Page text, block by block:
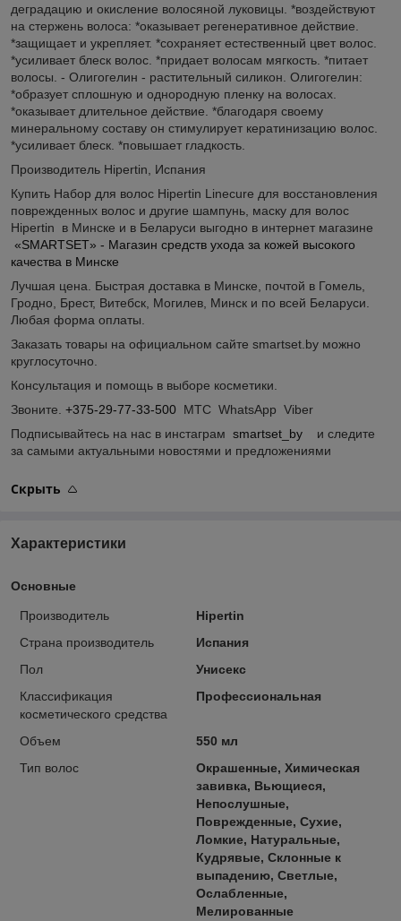
деградацию и окисление волосяной луковицы. *воздействуют
на стержень волоса: *оказывает регенеративное действие.
*защищает и укрепляет. *сохраняет естественный цвет волос.
*усиливает блеск волос. *придает волосам мягкость. *питает
волосы. - Олигогелин - растительный силикон. Олигогелин:
*образует сплошную и однородную пленку на волосах.
*оказывает длительное действие. *благодаря своему
минеральному составу он стимулирует кератинизацию волос.
*усиливает блеск. *повышает гладкость.
Производитель Hipertin, Испания
Купить Набор для волос Hipertin Linecure для восстановления
поврежденных волос и другие шампунь, маску для волос
Hipertin в Минске и в Беларуси выгодно в интернет магазине
«SMARTSET» - Магазин средств ухода за кожей высокого
качества в Минске
Лучшая цена. Быстрая доставка в Минске, почтой в Гомель,
Гродно, Брест, Витебск, Могилев, Минск и по всей Беларуси.
Любая форма оплаты.
Заказать товары на официальном сайте smartset.by можно
круглосуточно.
Консультация и помощь в выборе косметики.
Звоните. +375-29-77-33-500 МТС WhatsApp Viber
Подписывайтесь на нас в инстаграм smartset_by
и следите
за самыми актуальными новостями и предложениями
Скрыть
Характеристики
Основные
Производитель
Hipertin
Страна производитель
Испания
Пол
Унисекс
Классификация
косметического средства
Профессиональная
Объем
550 мл
Тип волос
Окрашенные, Химическая
завивка, Вьющиеся,
Непослушные,
Поврежденные, Сухие,
Ломкие, Натуральные,
Кудрявые, Склонные к
выпадению, Светлые,
Ослабленные,
Мелированные